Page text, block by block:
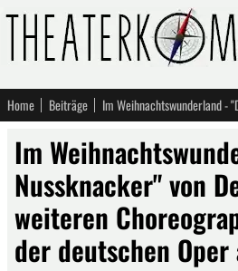
Home Beiträge
Im
Nussknacker" von
weiteren
der deutschen Oper